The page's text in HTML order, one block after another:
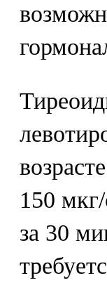
150
за 30